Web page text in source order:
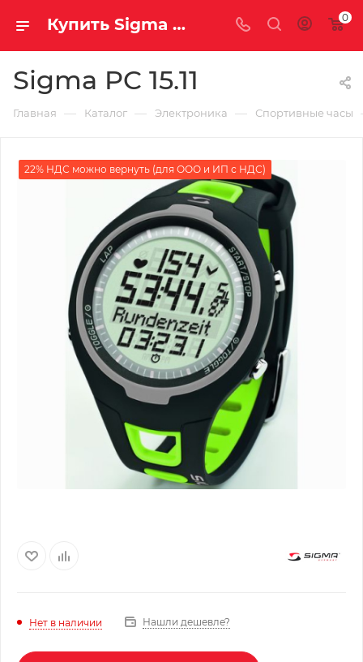
Купить Sigma PC 15.11 за рублей, а со скидкой 0
Sigma PC 15.11
Главная — Каталог — Электроника — Спортивные часы
22% НДС можно вернуть (для ООО и ИП с НДС)
Нет в наличии Нашли дешевле?